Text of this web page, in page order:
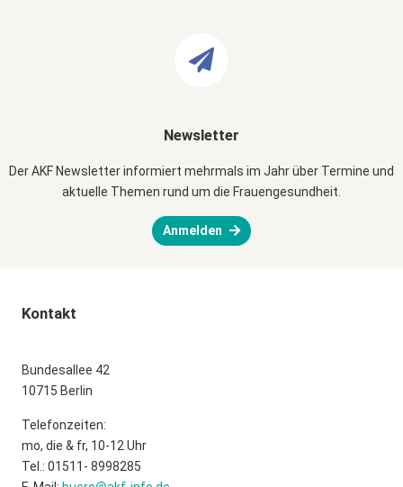
Newsletter
Der AKF Newsletter informiert mehrmals im Jahr über Termine und
aktuelle Themen rund um die Frauengesundheit.
Anmelden
Kontakt
Bundesallee 42
10715 Berlin
Telefonzeiten:
mo, die & fr, 10-12 Uhr
Tel.: 01511- 8998285